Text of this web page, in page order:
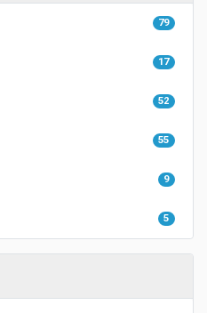
79
17
52
55
9
5